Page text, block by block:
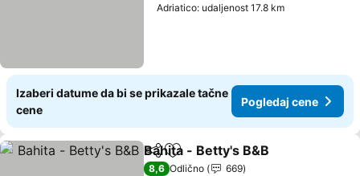
Adriatico: udaljenost 17.8 km
Izaberi datume da bi se prikazale tačne
cene
Pogledaj cene
Deli Dodati u favorite
Bahita - Betty's B&B
8,6 Odlično
669